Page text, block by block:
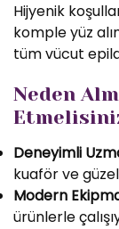
Hijyenik
komple yüz
tüm vücut
Neden
Deneyimli
kuaför ve
Modern
ürünlerle